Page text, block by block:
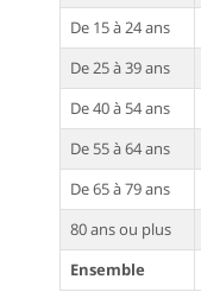
De 15 à 24 ans
De 25 à 39 ans
De 40 à 54 ans
De 55 à 64 ans
De 65 à 79 ans
80 ans ou plus
Ensemble